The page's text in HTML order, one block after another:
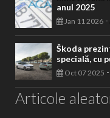
anul 2025
Jan 11 2026 -
Škoda
specială, cu
Oct 07 2025 -
Articole